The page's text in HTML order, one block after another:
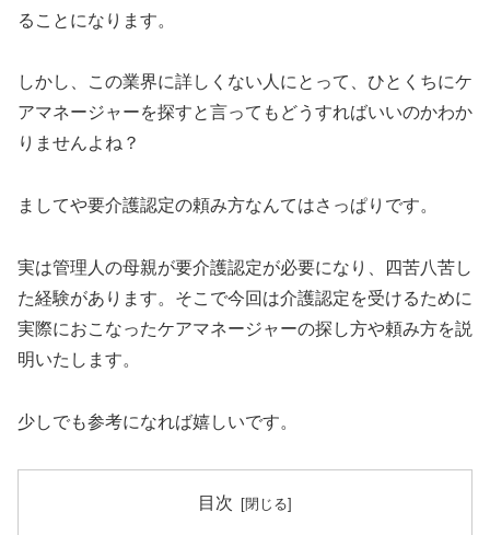
ることになります。
しかし、この業界に詳しくない人にとって、ひとくちにケ
アマネージャーを探すと言ってもどうすればいいのかわか
りませんよね？
ましてや要介護認定の頼み方なんてはさっぱりです。
実は管理人の母親が要介護認定が必要になり、四苦八苦し
た経験があります。そこで今回は介護認定を受けるために
実際におこなったケアマネージャーの探し方や頼み方を説
明いたします。
少しでも参考になれば嬉しいです。
目次